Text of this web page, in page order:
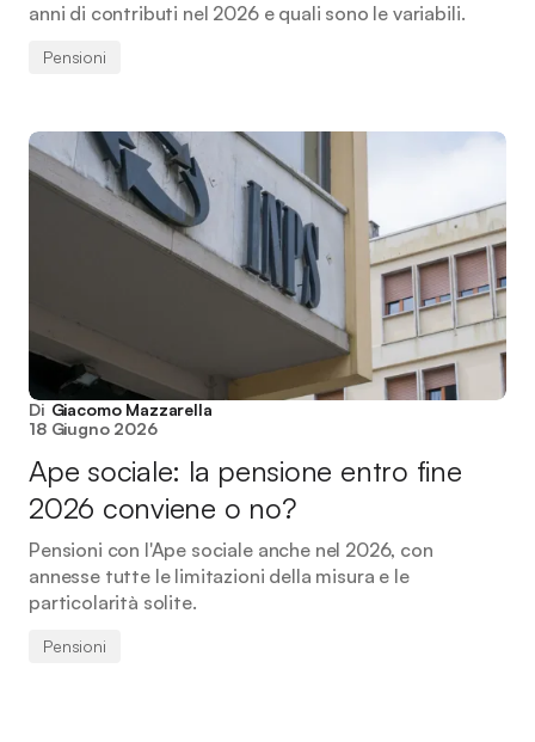
anni di contributi nel 2026 e quali sono le variabili.
Pensioni
Di Giacomo Mazzarella
18 Giugno 2026
Ape sociale: la pensione entro fine
2026 conviene o no?
Pensioni con l'Ape sociale anche nel 2026, con
annesse tutte le limitazioni della misura e le
particolarità solite.
Pensioni